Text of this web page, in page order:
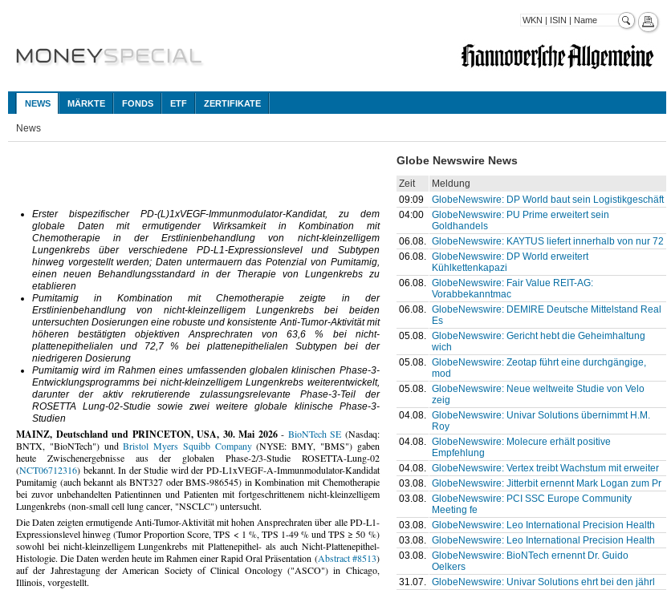
NEWS MÄRKTE FONDS ETF ZERTIFIKATE
News
Erster bispezifischer PD-(L)1xVEGF-Immunmodulator-Kandidat, zu dem
globale Daten mit ermutigender Wirksamkeit in Kombination mit
Chemotherapie in der Erstlinienbehandlung von nicht-kleinzelligem
Lungenkrebs über verschiedene PD-L1-Expressionslevel und Subtypen
hinweg vorgestellt werden; Daten untermauern das Potenzial von Pumitamig,
einen neuen Behandlungsstandard in der Therapie von Lungenkrebs zu
etablieren
Pumitamig in Kombination mit Chemotherapie zeigte in der
Erstlinienbehandlung von nicht-kleinzelligem Lungenkrebs bei beiden
untersuchten Dosierungen eine robuste und konsistente Anti-Tumor-Aktivität mit
höheren bestätigten objektiven Ansprechraten von 63,6 % bei nicht-
plattenepithelialen und 72,7 % bei plattenepithelialen Subtypen bei der
niedrigeren Dosierung
Pumitamig wird im Rahmen eines umfassenden globalen klinischen Phase-3-
Entwicklungsprogramms bei nicht-kleinzelligem Lungenkrebs weiterentwickelt,
darunter der aktiv rekrutierende zulassungsrelevante Phase-3-Teil der
ROSETTA Lung-02-Studie sowie zwei weitere globale klinische Phase-3-
Studien
MAINZ, Deutschland und PRINCETON, USA, 30. Mai 2026- BioNTech SE (Nasdaq:
BNTX, "BioNTech") undBristol Myers Squibb Company(NYSE: BMY, "BMS") gaben
heute Zwischenergebnisse aus der globalen Phase-2/3-Studie ROSETTA-Lung-02
(NCT06712316) bekannt. In der Studie wird der PD-L1xVEGF-A-Immunmodulator-Kandidat
Pumitamig (auch bekannt als BNT327 oder BMS-986545) in Kombination mit Chemotherapie
bei zuvor unbehandelten Patientinnen und Patienten mit fortgeschrittenem nicht-kleinzelligem
Lungenkrebs (non-small cell lung cancer, "NSCLC") untersucht.
Die Daten zeigten ermutigende Anti-Tumor-Aktivität mit hohen Ansprechraten über alle PD-L1-
Expressionslevel hinweg (Tumor Proportion Score, TPS < 1 %, TPS 1-49 % und TPS ≥ 50 %)
sowohl bei nicht-kleinzelligem Lungenkrebs mit Plattenepithel- als auch Nicht-Plattenepithel-
Histologie. Die Daten werden heute im Rahmen einer Rapid Oral Präsentation (Abstract #8513)
auf der Jahrestagung der American Society of Clinical Oncology ("ASCO") in Chicago,
Illinois, vorgestellt.
Globe Newswire News
Zeit
Meldung
09:09
GlobeNewswire: DP World baut sein Logistikgeschäft
04:00
GlobeNewswire: PU Prime erweitert sein
Goldhandels
06.08.
GlobeNewswire: KAYTUS liefert innerhalb von nur 72
06.08.
GlobeNewswire: DP World erweitert
Kühlkettenkapazi
06.08.
GlobeNewswire: Fair Value REIT-AG:
Vorabbekanntmac
06.08.
GlobeNewswire: DEMIRE Deutsche Mittelstand Real
Es
05.08.
GlobeNewswire: Gericht hebt die Geheimhaltung
wich
05.08.
GlobeNewswire: Zeotap führt eine durchgängige,
mod
05.08.
GlobeNewswire: Neue weltweite Studie von Velo
zeig
04.08.
GlobeNewswire: Univar Solutions übernimmt H.M.
Roy
04.08.
GlobeNewswire: Molecure erhält positive
Empfehlung
04.08.
GlobeNewswire: Vertex treibt Wachstum mit erweiter
03.08.
GlobeNewswire: Jitterbit ernennt Mark Logan zum Pr
03.08.
GlobeNewswire: PCI SSC Europe Community
Meeting fe
03.08.
GlobeNewswire: Leo International Precision Health
03.08.
GlobeNewswire: Leo International Precision Health
03.08.
GlobeNewswire: BioNTech ernennt Dr. Guido
Oelkers
31.07.
GlobeNewswire: Univar Solutions ehrt bei den jährl